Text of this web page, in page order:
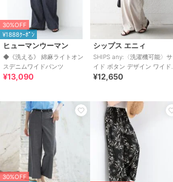
30%OFF
¥1888ｸｰﾎﾟﾝ
ヒューマンウーマン
◆《洗える》 綿麻ライトオン
スデニムワイドパンツ
¥13,090
シップス エニィ
SHIPS any:〈洗濯機可能〉サ
イド ボタン デザイン ワイド
イージー パンツ
¥12,650
30%OFF